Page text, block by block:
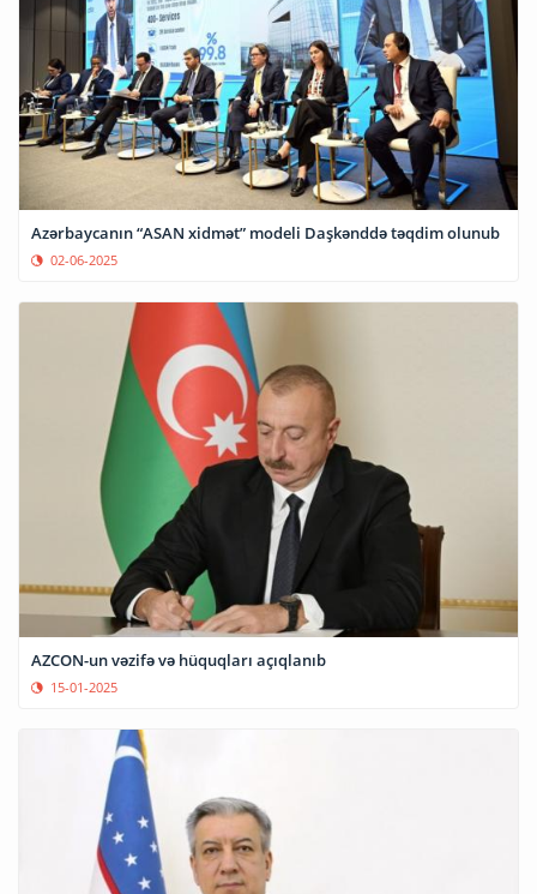
Azərbaycanın “ASAN xidmət” modeli Daşkənddə təqdim olunub
02-06-2025
AZCON-un vəzifə və hüquqları açıqlanıb
15-01-2025